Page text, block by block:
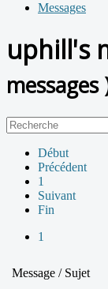
Messages
uphill's
messages
Début
Précédent
1
Suivant
Fin
1
Message / Sujet